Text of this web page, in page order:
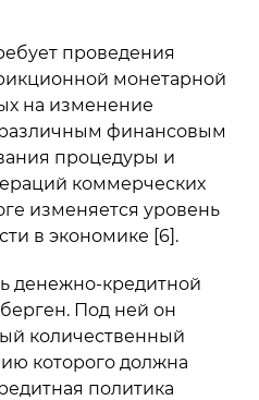
проведения
монетарной
на изменение
финансовым
процедуры и
коммерческих
изменяется уровень
в экономике [6].
денежно-кредитной
Под ней он
количественный
которого должна
политика